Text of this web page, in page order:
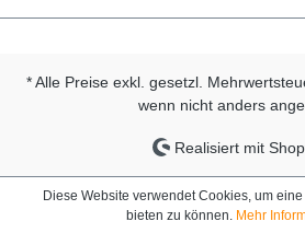
* Alle Preise exkl. gesetzl.
wenn nicht anders
Realisiert mit
Diese Website verwendet Cookies, um
bieten zu können. Mehr